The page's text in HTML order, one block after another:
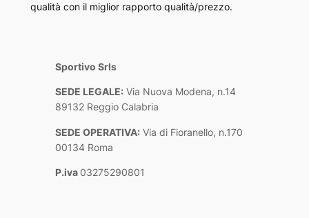
qualità con il miglior rapporto qualità/prezzo.
Sportivo Srls
SEDE LEGALE:Via Nuova Modena, n.14
89132 Reggio Calabria
SEDE OPERATIVA:Via di Fioranello, n.170
00134 Roma
P.iva 03275290801